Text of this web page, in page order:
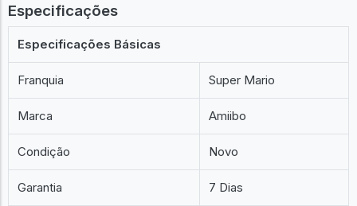
Especificações
Especificações Básicas
Franquia Super Mario
Marca Amiibo
Condição Novo
Garantia 7 Dias